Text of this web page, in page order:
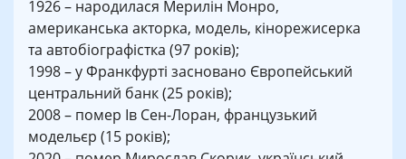
1926 – народилася Мерилін Монро,
американська акторка, модель, кінорежисерка
та автобіографістка (97 років);
1998 – у Франкфурті засновано Європейський
центральний банк (25 років);
2008 – помер Ів Сен-Лоран, французький
модельєр (15 років);